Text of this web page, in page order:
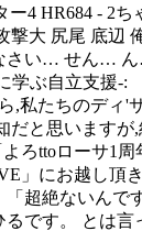
ー4 HR684 - 2ち
撃大 尻尾 底
さい… せん…
学ぶ自立支援-:
,私たちのディ
だと思いますが
ろttoローサ1
」にお越し頂
「超絶ないんで
です。 とは